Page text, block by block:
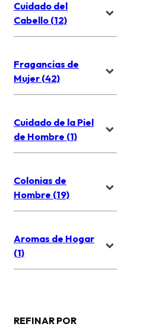
Cuidado del
Cabello (12)
Fragancias de
Mujer (42)
Cuidado de la Piel
de Hombre (1)
Colonias de
Hombre (19)
Aromas de Hogar
(1)
REFINAR POR